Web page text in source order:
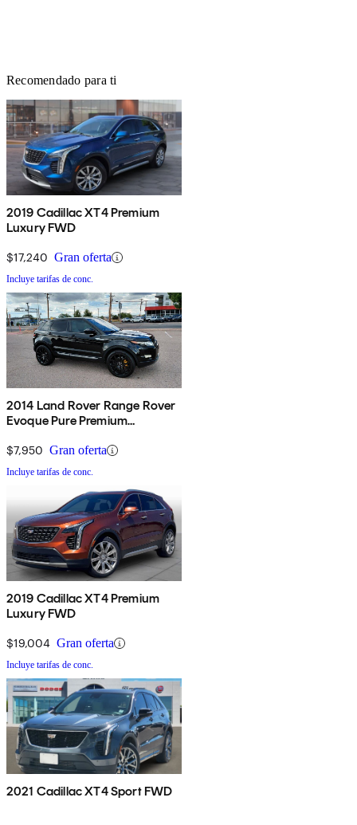
Recomendado para ti
2019 Cadillac XT4 Premium
Luxury FWD
$17,240 Gran oferta
Incluye tarifas de conc.
2014 Land Rover Range Rover
Evoque Pure Premium
$7,950 Gran oferta
Incluye tarifas de conc.
2019 Cadillac XT4 Premium
Luxury FWD
$19,004 Gran oferta
Incluye tarifas de conc.
2021 Cadillac XT4 Sport FWD